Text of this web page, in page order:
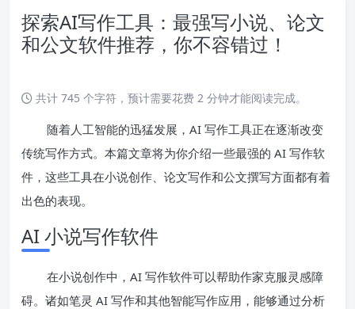
探索AI写作工具：最强写小说、论文
和公文软件推荐，你不容错过！
共计 745 个字符，预计需要花费 2 分钟才能阅读完成。
随着人工智能的迅猛发展，AI 写作工具正在逐渐改变
传统写作方式。本篇文章将为你介绍一些最强的 AI 写作软
件，这些工具在小说创作、论文写作和公文撰写方面都有着
出色的表现。
AI 小说写作软件
在小说创作中，AI 写作软件可以帮助作家克服灵感障
碍。诸如笔灵 AI 写作和其他智能写作应用，能够通过分析